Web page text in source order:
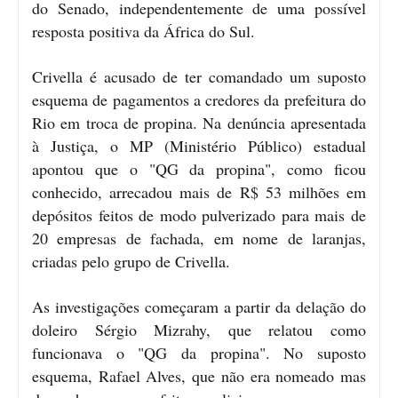
do Senado, independentemente de uma possível
resposta positiva da África do Sul.
Crivella é acusado de ter comandado um suposto
esquema de pagamentos a credores da prefeitura do
Rio em troca de propina. Na denúncia apresentada
à Justiça, o MP (Ministério Público) estadual
apontou que o "QG da propina", como ficou
conhecido, arrecadou mais de R$ 53 milhões em
depósitos feitos de modo pulverizado para mais de
20 empresas de fachada, em nome de laranjas,
criadas pelo grupo de Crivella.
As investigações começaram a partir da delação do
doleiro Sérgio Mizrahy, que relatou como
funcionava o "QG da propina". No suposto
esquema, Rafael Alves, que não era nomeado mas